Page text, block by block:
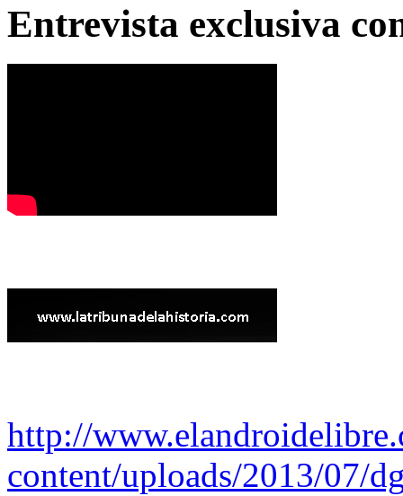
Entrevista exclusiva
http://
content/uploads/2013/07/